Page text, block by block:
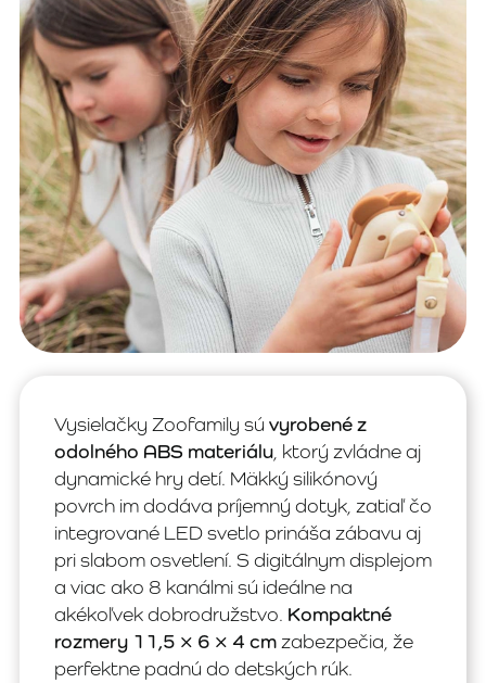
Vysielačky Zoofamily sú vyrobené z
odolného ABS materiálu , ktorý zvládne aj
dynamické hry detí. Mäkký silikónový
povrch im dodáva príjemný dotyk, zatiaľ čo
integrované LED svetlo prináša zábavu aj
pri slabom osvetlení. S digitálnym displejom
a viac ako 8 kanálmi sú ideálne na
akékoľvek dobrodružstvo. Kompaktné
rozmery 11,5 × 6 × 4 cm zabezpečia, že
perfektne padnú do detských rúk.